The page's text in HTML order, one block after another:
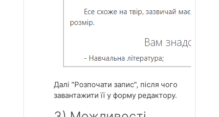
Далі "Розпочати запис", після чого
завантажити її у форму редактору.